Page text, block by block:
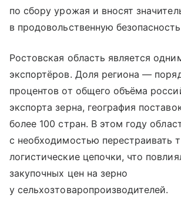
по сбору урожая и вносят
в продовольственную
Ростовская область является
экспортёров. Доля региона —
процентов от общего объёма
экспорта зерна, география
более 100 стран. В этом году
с необходимостью перестраивать
логистические цепочки, что
закупочных цен на зерно
у сельхозтоваропроизводителей.